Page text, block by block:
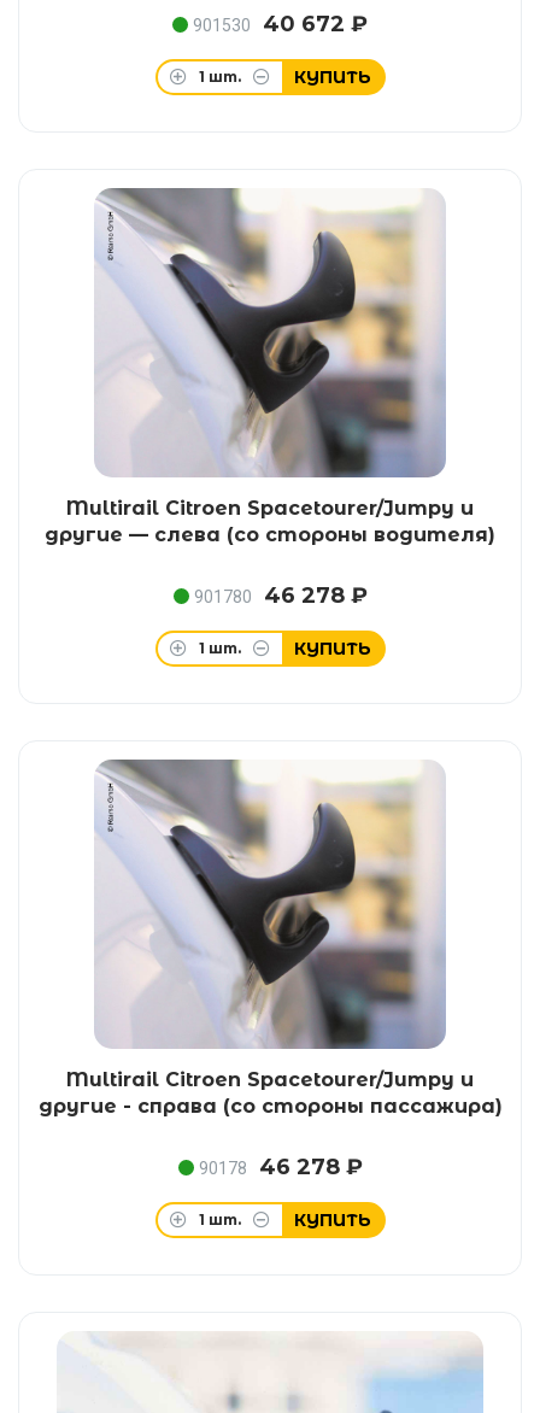
901530 40 672 ₽
1 шт. КУПИТЬ
Multirail Citroen Spacetourer/Jumpy и
другие — слева (со стороны водителя)
901780 46 278 ₽
1 шт. КУПИТЬ
Multirail Citroen Spacetourer/Jumpy и
другие - справа (со стороны пассажира)
90178 46 278 ₽
1 шт. КУПИТЬ